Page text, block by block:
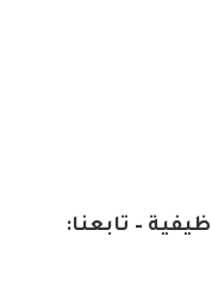
– تابعنا: